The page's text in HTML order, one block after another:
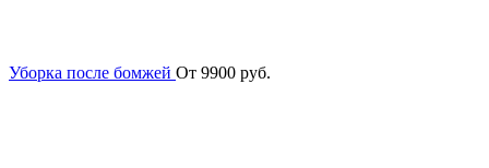
Уборка после бомжей От 9900 руб.